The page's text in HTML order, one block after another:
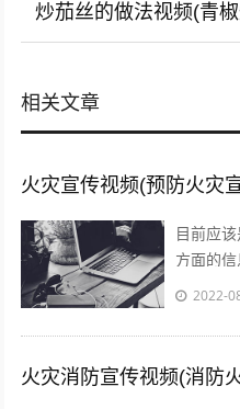
炒茄丝的做法视频(青
相关文章
火灾宣传视频(预防火灾
目前应
方面的
一些与
2022-
火灾消防宣传视频(消防